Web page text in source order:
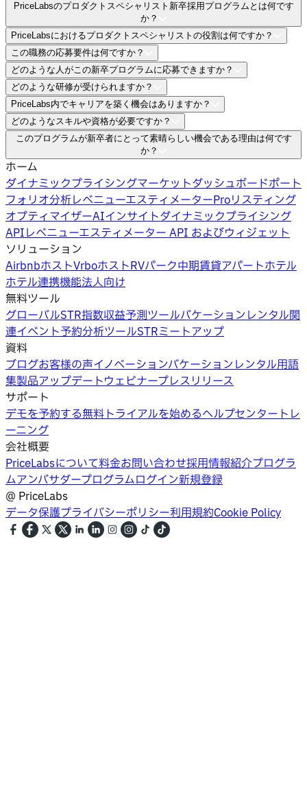
PriceLabsのプロダクトスペシャリスト新卒採用プログラムとは何です
か？
SaaSおよび宿泊業界における必須の実務能力と実社会での
経験を、新卒の皆様が身に付けられるよう設計された18か
月間の実践的プログラムです。
PriceLabsにおけるプロダクトスペシャリストの役割は何ですか？
お客様への優れたサポートの提供や意見収集、製品のデモン
ストレーションを行います。また、他部門と連携して顧客意
見を伝え、製品改善に貢献します。
この職務の応募要件は何ですか？
優れた分析能力と、口頭および書面における高いコミュニケ
ーション能力が求められます。
どのような人がこの新卒プログラムに応募できますか？
経営学、経済学、コンピュータサイエンス、工学などの学
部・修士課程を修了した新卒・第二新卒の皆様が対象です。
技術職以外で、製品に深く関わる仕事でキャリアを築きたい
方に最適です。
どのような研修が受けられますか？
PriceLabsの製品、業界の動向、そしてレベニューマネジメ
ントの推奨手法について深く学べる体系的な研修を用意して
います。
PriceLabs内でキャリアを築く機会はありますか？
はい。昇進（シニアスペシャリスト、チームリーダー）への
明確な道が用意されています。また、他職種（営業、マーケ
ティング、製品開発、データサイエンス）への転換の機会も
あります。
どのようなスキルや資格が必要ですか？
関連分野の学士号、優れた分析能力と数学的スキル、および
高い意思疎通能力が必要です。さらに、顧客中心の考え方、
柔軟性、そして主体性と協調性の両方が求められます。
このプログラムが新卒者にとって素晴らしい機会である理由は何です
か？
急速なキャリア成長、実践的な経験、影響力の大きい役割、
そして活気ある新興企業の文化が特徴です。また、部門を超
えた連携や、昇進および職種転換を通じた多様な成長機会が
あります。
ホーム
ダイナミックプライシングマーケットダッシュボードポート
フォリオ分析レベニューエスティメーターProリスティング
オプティマイザーAIインサイトダイナミックプライシング
APIレベニューエスティメーター API およびウィジェット
ソリューション
AirbnbホストVrboホストRVパーク中期賃貸アパートホテル
ホテル連携機能法人向け
無料ツール
グローバルSTR指数収益予測ツールバケーションレンタル関
連イベント予約分析ツールSTRミートアップ
資料
ブログお客様の声イノベーションバケーションレンタル用語
集製品アップデートウェビナープレスリリース
サポート
デモを予約する無料トライアルを始めるヘルプセンタートレ
ーニング
会社概要
PriceLabsについて料金お問い合わせ採用情報紹介プログラ
ムアンバサダープログラムログイン新規登録
@ PriceLabs
データ保護プライバシーポリシー利用規約Cookie Policy